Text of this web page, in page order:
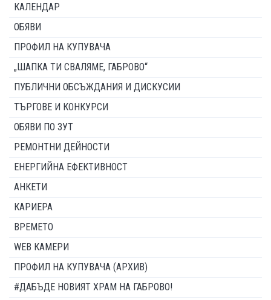
КАЛЕНДАР
ОБЯВИ
ПРОФИЛ НА КУПУВАЧА
„ШАПКА ТИ СВАЛЯМЕ, ГАБРОВО“
ПУБЛИЧНИ ОБСЪЖДАНИЯ И ДИСКУСИИ
ТЪРГОВЕ И КОНКУРСИ
ОБЯВИ ПО ЗУТ
РЕМОНТНИ ДЕЙНОСТИ
ЕНЕРГИЙНА ЕФЕКТИВНОСТ
АНКЕТИ
КАРИЕРА
ВРЕМЕТО
WEB КАМЕРИ
ПРОФИЛ НА КУПУВАЧА (АРХИВ)
#ДАБЪДЕ НОВИЯТ ХРАМ НА ГАБРОВО!